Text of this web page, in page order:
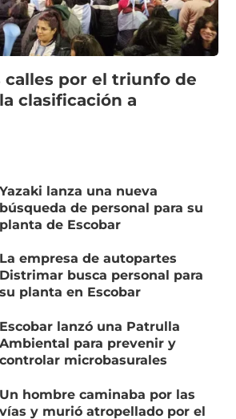
calles por el triunfo de
clasificación a
Yazaki lanza una nueva
búsqueda de personal para su
planta de Escobar
La empresa de autopartes
Distrimar busca personal para
su planta en Escobar
Escobar lanzó una Patrulla
Ambiental para prevenir y
controlar microbasurales
Un hombre caminaba por las
vías y murió atropellado por el